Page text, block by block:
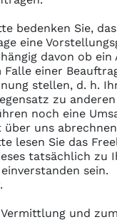
bedenken Sie,
eine
davon ob
Falle einer
stellen, d. h.
zu
noch eine
über uns
lesen Sie das
tatsächlich zu
sein.
und